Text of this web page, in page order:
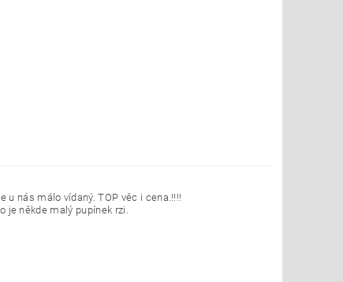
u nás málo vídaný. TOP věc i cena.!!!!
je někde malý pupínek rzi.